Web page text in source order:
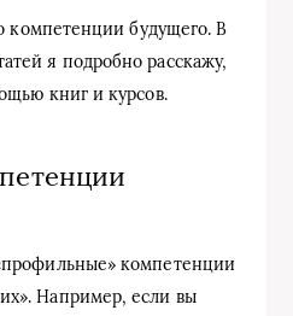
компетенции будущего. В
я подробно расскажу,
книг и курсов.
компетенции
Например, если вы